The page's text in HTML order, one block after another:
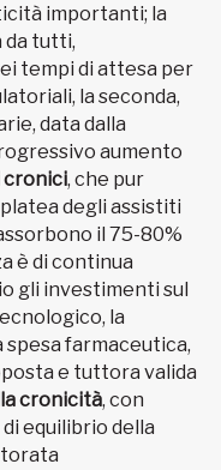
importanti; la
tutti,
tempi di attesa per
la seconda,
data dalla
aumento
cronici, che pur
degli assistiti
il 75-80%
è di continua
gli investimenti sul
la
farmaceutica,
e tuttora valida
cronicità, con
equilibrio della